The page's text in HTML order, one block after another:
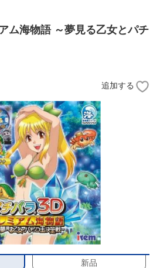
ム海物語 ～夢見る乙女とパチ
追加する
新品